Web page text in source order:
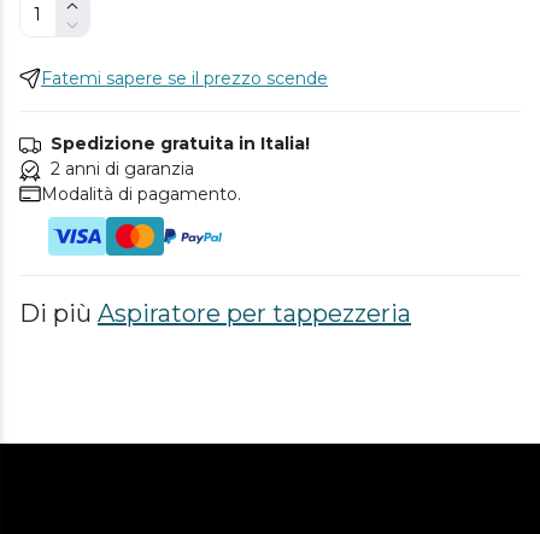
Fatemi sapere se il prezzo scende
Spedizione gratuita in Italia!
2 anni di garanzia
Modalità di pagamento.
Di più Aspiratore per tappezzeria